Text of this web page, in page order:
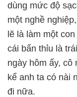
dùng mức độ
một nghề
lẽ là làm một
cái bẩn thỉu là
ngày hôm ấy, cô
kể anh ta có nài
đi nữa.